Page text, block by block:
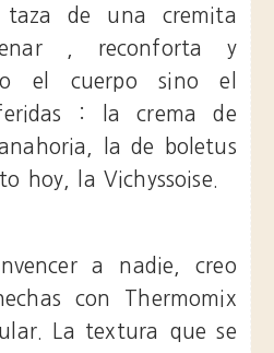
de una cremita
, reconforta y
el cuerpo sino el
: la crema de
la de boletus
hoy, la Vichyssoise.
a nadie, creo
con Thermomix
La textura que se